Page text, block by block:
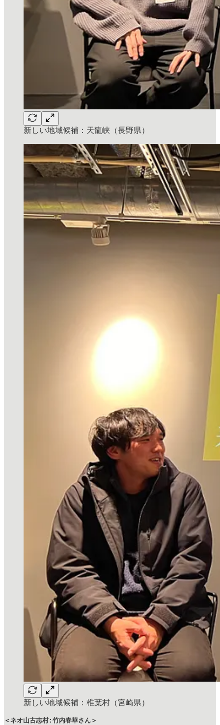
新しい地域候補：天龍峡（長野県）
新しい地域候補：椎葉村（宮崎県）
＜ネオ山古志村:竹内春華さん＞